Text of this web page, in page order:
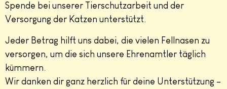
Spende bei unserer Tierschutzarbeit und der
Versorgung der Katzen unterstützt.
Jeder Betrag hilft uns dabei, die vielen Fellnasen zu
versorgen, um die sich unsere Ehrenamtler täglich
kümmern.
Wir danken dir ganz herzlich für deine Unterstützung –